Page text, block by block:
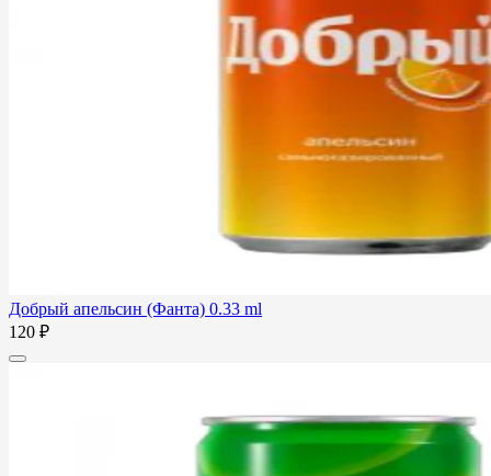
Добрый апельсин (Фанта) 0.33 ml
120 ₽